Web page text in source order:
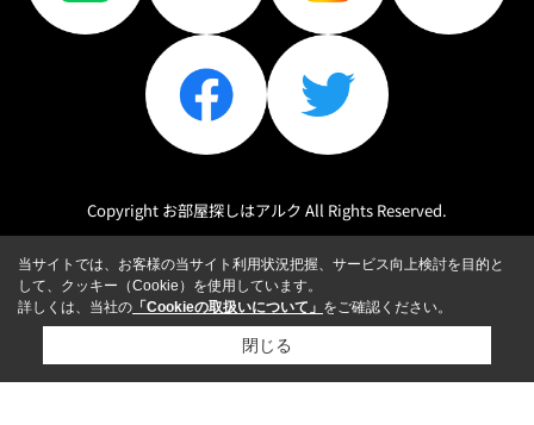
Copyright お部屋探しはアルク All Rights Reserved.
当サイトでは、お客様の当サイト利用状況把握、サービス向上検討を目的と
して、クッキー（Cookie）を使用しています。
詳しくは、当社の 「Cookieの取扱いについて」 をご確認ください。
閉じる